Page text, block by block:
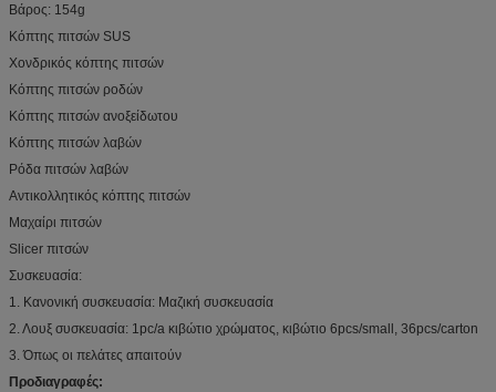
Βάρος: 154g
Κόπτης πιτσών SUS
Χονδρικός κόπτης πιτσών
Κόπτης πιτσών ροδών
Κόπτης πιτσών ανοξείδωτου
Κόπτης πιτσών λαβών
Ρόδα πιτσών λαβών
Αντικολλητικός κόπτης πιτσών
Μαχαίρι πιτσών
Slicer πιτσών
Συσκευασία:
1. Κανονική συσκευασία: Μαζική συσκευασία
2. Λουξ συσκευασία: 1pc/a κιβώτιο χρώματος, κιβώτιο 6pcs/small, 36pcs/carton
3. Όπως οι πελάτες απαιτούν
Προδιαγραφές: